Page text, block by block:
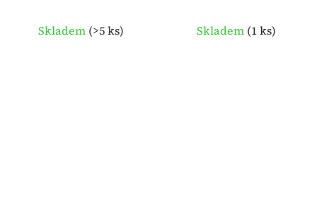
Skladem (>5 ks) Skladem (1 ks)